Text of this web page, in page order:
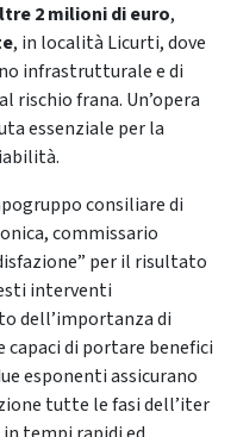
2 milioni di euro,
, in località Licurti, dove
infrastrutturale e di
frana. Un’opera
essenziale per la
consiliare di
commissario
per il risultato
interventi
dell’importanza di
di portare benefici
esponenti assicurano
tutte le fasi dell’iter